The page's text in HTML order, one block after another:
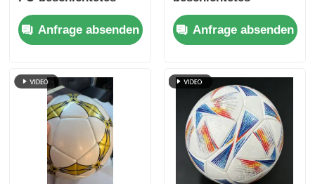
Fußballleder mit
wasserdichtem
Nichtgewebten
anpassbarem Muster
Anfrage absenden
Fußballleder mit
wasserdichter
Vliesrückseite und
Anfrage absenden